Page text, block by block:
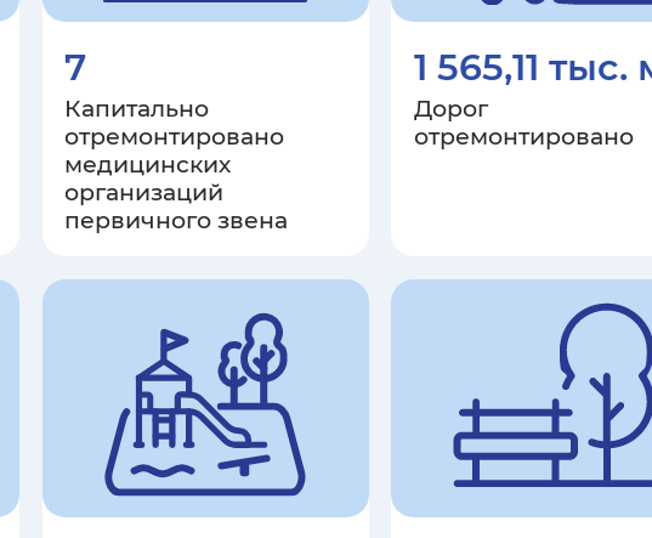
7
Капитально
отремонтировано
медицинских
организаций
первичного звена
1 565,11 тыс.
Дорог
отремонтировано